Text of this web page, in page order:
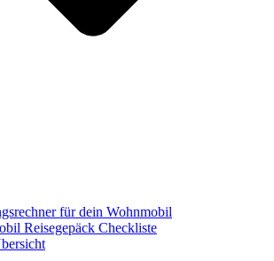
für dein Wohnmobil
Reisegepäck Checkliste